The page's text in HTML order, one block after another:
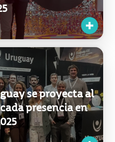
participación
se proyecta al
presencia en